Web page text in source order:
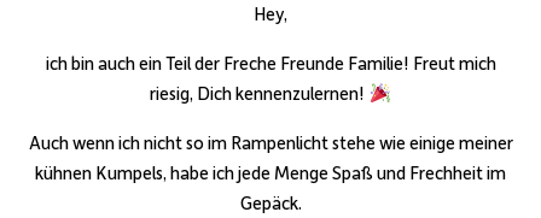
Hey,
ich bin auch ein Teil der Freche Freunde Familie! Freut mich
riesig, Dich kennenzulernen!
Auch wenn ich nicht so im Rampenlicht stehe wie einige meiner
kühnen Kumpels, habe ich jede Menge Spaß und Frechheit im
Gepäck.